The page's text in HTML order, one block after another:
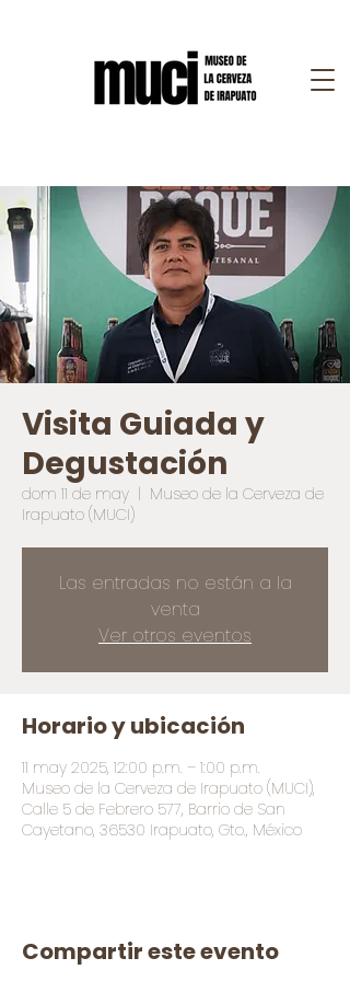
Visita Guiada y
Degustación
dom 11 de may
  |
Museo de la Cerveza de
Irapuato (MUCI)
Las entradas no están a la
venta
Ver otros eventos
Horario y ubicación
11 may 2025, 12:00 p.m. – 1:00 p.m.
Museo de la Cerveza de Irapuato (MUCI),
Calle 5 de Febrero 577, Barrio de San
Cayetano, 36530 Irapuato, Gto., México
Compartir este evento